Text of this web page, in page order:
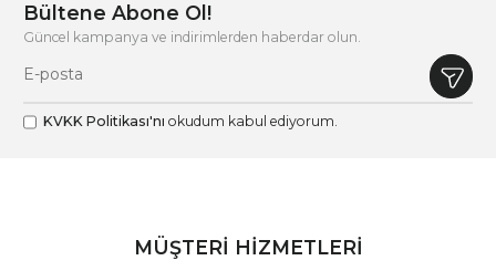
Bültene Abone Ol!
Güncel kampanya ve indirimlerden haberdar olun.
KVKK Politikası'nı okudum kabul ediyorum.
MÜŞTERİ HİZMETLERİ